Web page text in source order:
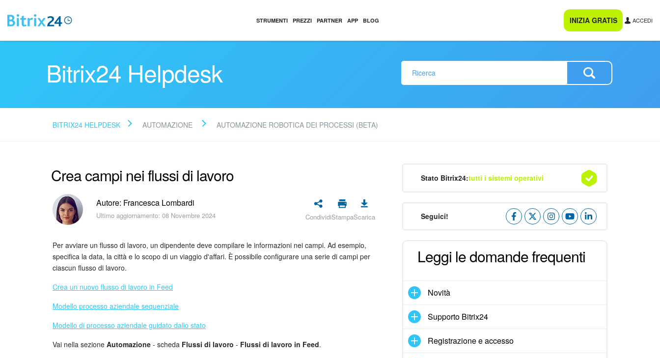
STRUMENTI PREZZI PARTNER APP BLOG INIZIA GRATIS ACCEDI
Bitrix24 Helpdesk
BITRIX24 HELPDESK AUTOMAZIONE AUTOMAZIONE ROBOTICA DEI PROCESSI (BETA)
Crea campi nei flussi di lavoro
Autore: Francesca Lombardi
Ultimo aggiornamento: 08 Novembre 2024 CondividiStampaScarica
Per avviare un flusso di lavoro, un dipendente deve compilare le informazioni nei campi. Ad esempio,
specifica la data, la città e lo scopo di un viaggio d'affari. È possibile configurare una serie di campi per
ciascun flusso di lavoro.
Crea un nuovo flusso di lavoro in Feed
Modello processo aziendale sequenziale
Modello di processo aziendale guidato dallo stato
Vai nella sezione Automazione - scheda Flussi di lavoro - Flussi di lavoro in Feed.
Stato Bitrix24:tutti i sistemi operativi
Seguici!
Leggi le domande frequenti
Novità
Supporto Bitrix24
Registrazione e accesso